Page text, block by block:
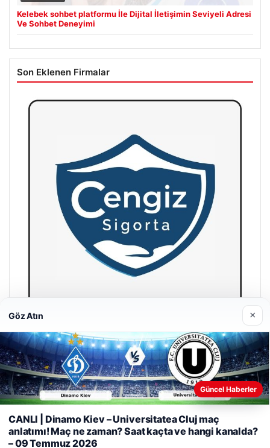
Kelebek sohbet platformu İle Dijital İletişimin Seviyeli Adresi
Ve Sohbet Deneyimi
Son Eklenen Firmalar
Hastaş Beton
26/05/2026
Web sitemizi nasıl kullandığınızı daha iyi anlayabilmek,
deneyiminizi kişiselleştirmek ve geliştirmek amacıyla çerezler
kullanıyoruz.Çerez Politikamız
Reddet Kabul Et
Göz Atın ×
Güncel Haberler
CANLI | Dinamo Kiev – Universitatea Cluj maç
anlatımı! Maç ne zaman? Saat kaçta ve hangi kanalda?
– 09 Temmuz 2026